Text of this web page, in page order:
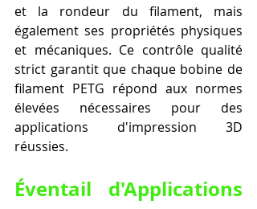
et la rondeur du filament, mais
également ses propriétés physiques
et mécaniques. Ce contrôle qualité
strict garantit que chaque bobine de
filament PETG répond aux normes
élevées nécessaires pour des
applications d'impression 3D
réussies.
Éventail d'Applications